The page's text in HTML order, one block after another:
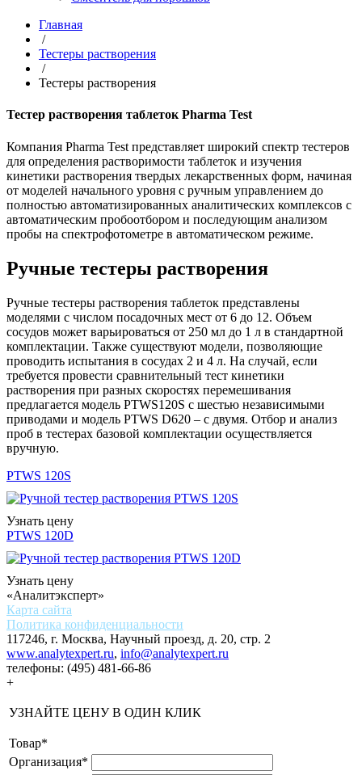
Главная
/
Тестеры растворения
/
Тестеры растворения
Тестер растворения таблеток Pharma Test
Компания Pharma Test представляет широкий спектр тестеров
для определения растворимости таблеток и изучения
кинетики растворения твердых лекарственных форм, начиная
от моделей начального уровня с ручным управлением до
полностью автоматизированных аналитических комплексов с
автоматическим пробоотбором и последующим анализом
пробы на спектрофотометре в автоматическом режиме.
Ручные тестеры растворения
Ручные тестеры растворения таблеток представлены
моделями с числом посадочных мест от 6 до 12. Объем
сосудов может варьироваться от 250 мл до 1 л в стандартной
комплектации. Также существуют модели, позволяющие
проводить испытания в сосудах 2 и 4 л. На случай, если
требуется провести сравнительный тест кинетики
растворения при разных скоростях перемешивания
предлагается модель PTWS120S с шестью независимыми
приводами и модель PTWS D620 – с двумя. Отбор и анализ
проб в тестерах базовой комплектации осуществляется
вручную.
PTWS 120S
Узнать цену
PTWS 120D
Узнать цену
«Аналитэксперт»
Карта сайта
Политика конфиденциальности
117246, г. Москва, Научный проезд, д. 20, стр. 2
www.analytexpert.ru, info@analytexpert.ru
телефоны: (495) 481-66-86
+
УЗНАЙТЕ ЦЕНУ В ОДИН КЛИК
Товар*
Организация*